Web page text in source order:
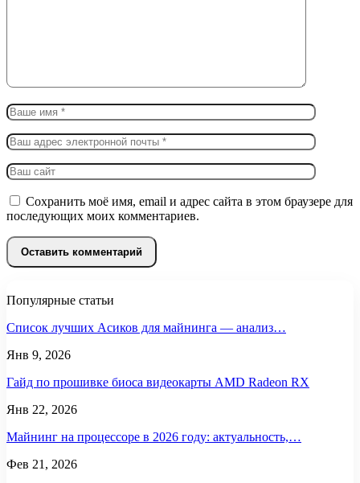
Сохранить моё имя, email и адрес сайта в этом браузере для
последующих моих комментариев.
Популярные статьи
Список лучших Асиков для майнинга — анализ…
Янв 9, 2026
Гайд по прошивке биоса видеокарты AMD Radeon RX
Янв 22, 2026
Майнинг на процессоре в 2026 году: актуальность,…
Фев 21, 2026